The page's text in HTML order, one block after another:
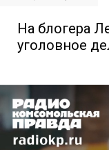
На блогера
уголовное